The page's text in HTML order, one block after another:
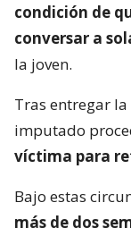
condición de
conversar a
la joven.
Tras entregar
imputado
víctima para
Bajo estas
más de dos